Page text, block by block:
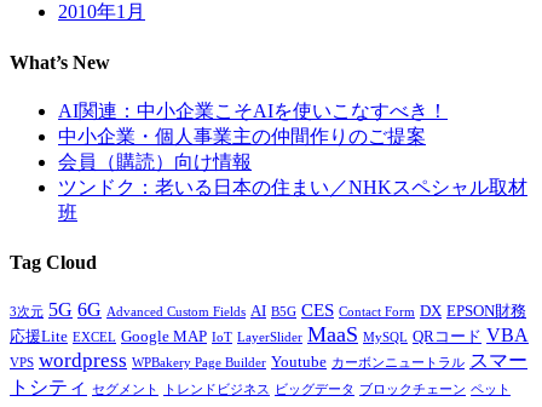
2010年1月
What’s New
AI関連：中小企業こそAIを使いこなすべき！
中小企業・個人事業主の仲間作りのご提案
会員（購読）向け情報
ツンドク：老いる日本の住まい／NHKスペシャル取材
班
Tag Cloud
3次元 5G 6G Advanced Custom Fields AI B5G CES Contact Form DX EPSON財務
応援Lite EXCEL Google MAP IoT LayerSlider MaaS MySQL QRコード VBA
VPS wordpress WPBakery Page Builder Youtube カーボンニュートラル スマー
トシティ
セグメント トレンドビジネス ビッグデータ ブロックチェーン ペット